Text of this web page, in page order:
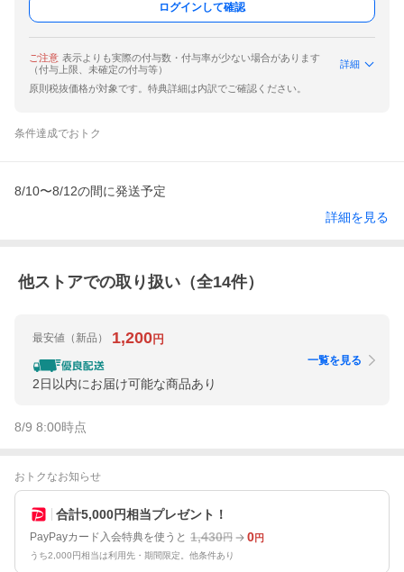
ログインして確認
ご注意 表示よりも実際の付与数・付与率が少ない場合があります
（付与上限、未確定の付与等）
詳細
原則税抜価格が対象です。特典詳細は内訳でご確認ください。
条件達成でおトク
8/10〜8/12の間に発送予定
詳細を見る
他ストアでの取り扱い（全14件）
最安値 （新品） 1,200円
2日以内にお届け可能な商品あり
一覧を見る
8/9 8:00時点
おトクなお知らせ
合計5,000円相当プレゼント！
PayPayカード入会特典を使うと 1,430円 0円
うち2,000円相当は利用先・期間限定。他条件あり